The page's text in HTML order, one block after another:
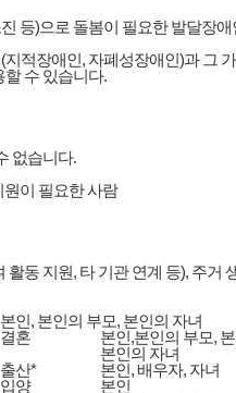
등)으로 돌봄이 필요한 발달장
적장애인, 자폐성장애인)과 그
수 있습니다.
없습니다.
이 필요한 사람
동 지원, 타 기관 연계 등), 주거
본인, 본인의 부모, 본인의 자녀
결혼
본인,본인의 부모,
본인의 자녀
출산*
본인, 배우자, 자녀
입양
본인